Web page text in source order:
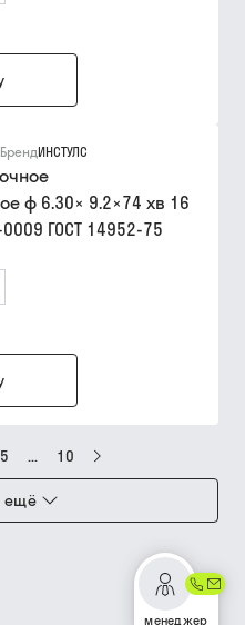
БрендИНСТУЛС
ф 6.30× 9.2×74 хв 16
ГОСТ 14952-75
5 ... 10
ещё
менеджер